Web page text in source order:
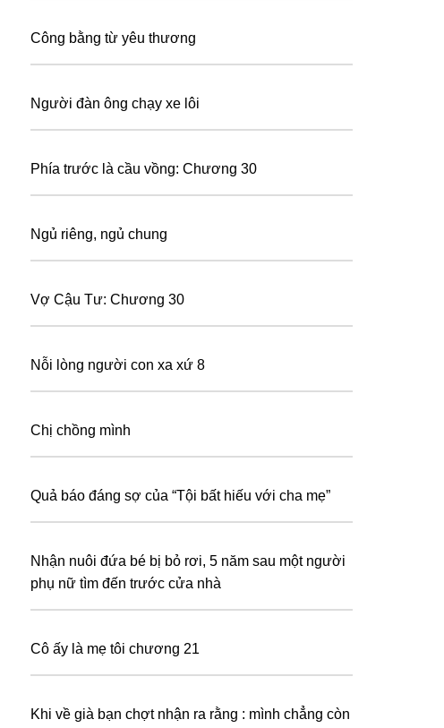
Công bằng từ yêu thương
Người đàn ông chạy xe lôi
Phía trước là cầu vồng: Chương 30
Ngủ riêng, ngủ chung
Vợ Cậu Tư: Chương 30
Nỗi lòng người con xa xứ 8
Chị chồng mình
Quả báo đáng sợ của “Tội bất hiếu với cha mẹ”
Nhận nuôi đứa bé bị bỏ rơi, 5 năm sau một người
phụ nữ tìm đến trước cửa nhà
Cô ấy là mẹ tôi chương 21
Khi về già bạn chợt nhận ra rằng : mình chẳng còn